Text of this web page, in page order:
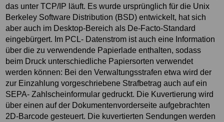
das unter TCP/IP läuft. Es wurde ursprünglich für die Unix
Berkeley Software Distribution (BSD) entwickelt, hat sich
aber auch im Desktop-Bereich als De-Facto-Standard
eingebürgert. Im PCL- Datenstrom ist auch eine Information
über die zu verwendende Papierlade enthalten, sodass
beim Druck unterschiedliche Papiersorten verwendet
werden können: Bei den Verwaltungsstrafen etwa wird der
zur Einzahlung vorgeschriebene Strafbetrag auch auf ein
SEPA- Zahlscheinformular gedruckt. Die Kuvertierung wird
über einen auf der Dokumentenvorderseite aufgebrachten
2D-Barcode gesteuert. Die kuvertierten Sendungen werden